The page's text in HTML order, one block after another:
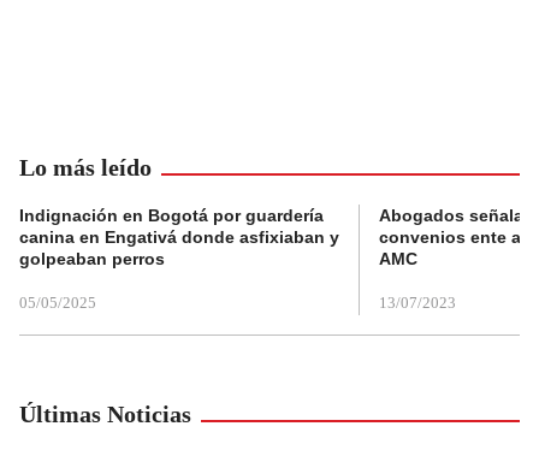
Lo más leído
Indignación en Bogotá por guardería
canina en Engativá donde asfixiaban y
golpeaban perros
05/05/2025
Abogados
convenios ente
AMC
13/07/2023
Últimas Noticias